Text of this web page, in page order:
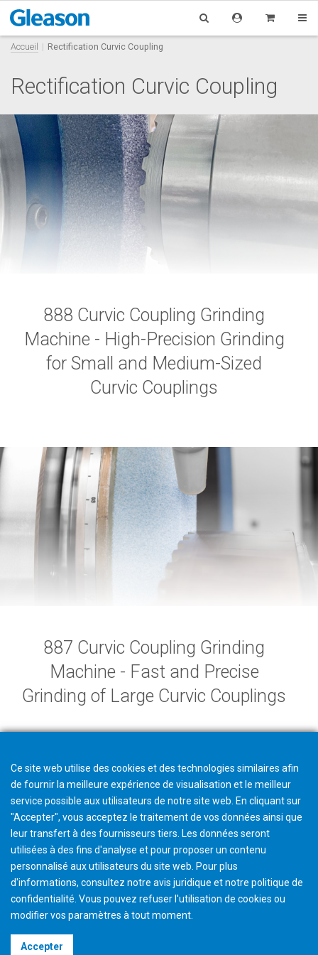
Accueil Rectification Curvic Coupling
Rectification Curvic Coupling
888 Curvic Coupling Grinding
Machine - High-Precision Grinding
for Small and Medium-Sized
Curvic Couplings
887 Curvic Coupling Grinding
Machine - Fast and Precise
Grinding of Large Curvic Couplings
Terms & Conditions
Ce site web utilise des cookies et des technologies similaires afin
de fournir la meilleure expérience de visualisation et le meilleur
service possible aux utilisateurs de notre site web. En cliquant sur
"Accepter", vous acceptez le traitement de vos données ainsi que
leur transfert à des fournisseurs tiers. Les données seront
utilisées à des fins d'analyse et pour proposer un contenu
personnalisé aux utilisateurs du site web. Pour plus
d'informations, consultez notre avis juridique et notre politique de
confidentialité. Vous pouvez refuser l'utilisation de cookies ou
modifier vos paramètres à tout moment
Accepter